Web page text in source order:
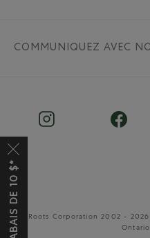
COMMUNIQUEZ AVEC
© Roots Corporation 2002 -